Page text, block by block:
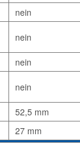
nein
nein
nein
nein
52,5 mm
27 mm